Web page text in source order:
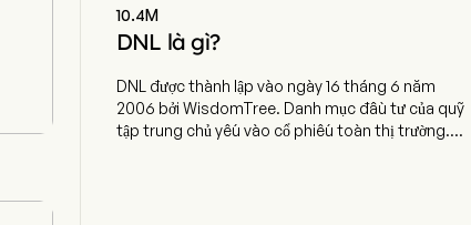
10.4M
DNL là gì?
DNL được thành lập vào ngày 16 tháng 6 năm
2006 bởi WisdomTree. Danh mục đầu tư của quỹ
tập trung chủ yếu vào cổ phiếu toàn thị trường.